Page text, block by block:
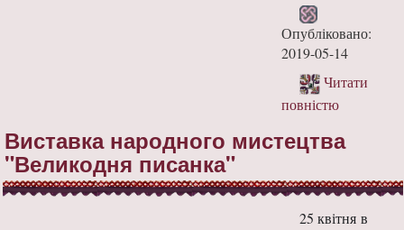
Опубліковано:
2019-05-14
Читати
повністю
Виставка народного мистецтва
"Великодня писанка"
25 квітня в